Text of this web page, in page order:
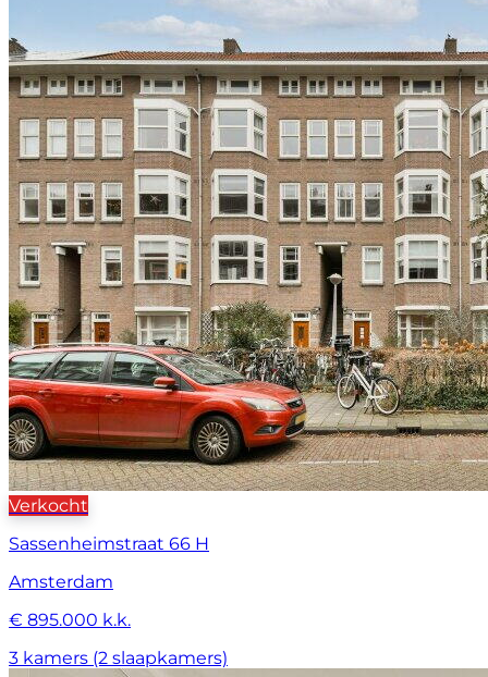
Verkocht
Sassenheimstraat 66 H
Amsterdam
€ 895.000 k.k.
3 kamers (2 slaapkamers)